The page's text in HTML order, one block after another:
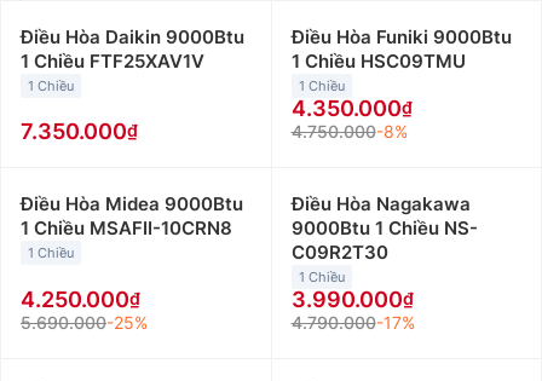
Điều Hòa Daikin 9000Btu
1 Chiều FTF25XAV1V
1 Chiều
7.350.000
Điều Hòa Funiki 9000Btu
1 Chiều HSC09TMU
1 Chiều
4.350.000
4.750.000-8%
Điều Hòa Midea 9000Btu
1 Chiều MSAFII-10CRN8
1 Chiều
4.250.000
5.690.000-25%
Điều Hòa Nagakawa
9000Btu 1 Chiều NS-
C09R2T30
1 Chiều
3.990.000
4.790.000-17%